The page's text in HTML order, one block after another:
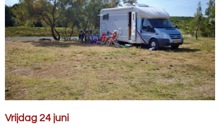
Vrijdag 24 juni